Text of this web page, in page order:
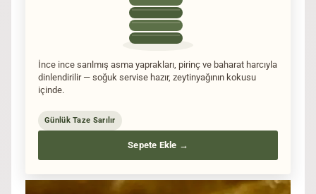
İnce ince sarılmış asma yaprakları, pirinç ve baharat harcıyla
dinlendirilir — soğuk servise hazır, zeytinyağının kokusu
içinde.
Günlük Taze Sarılır
Sepete Ekle →